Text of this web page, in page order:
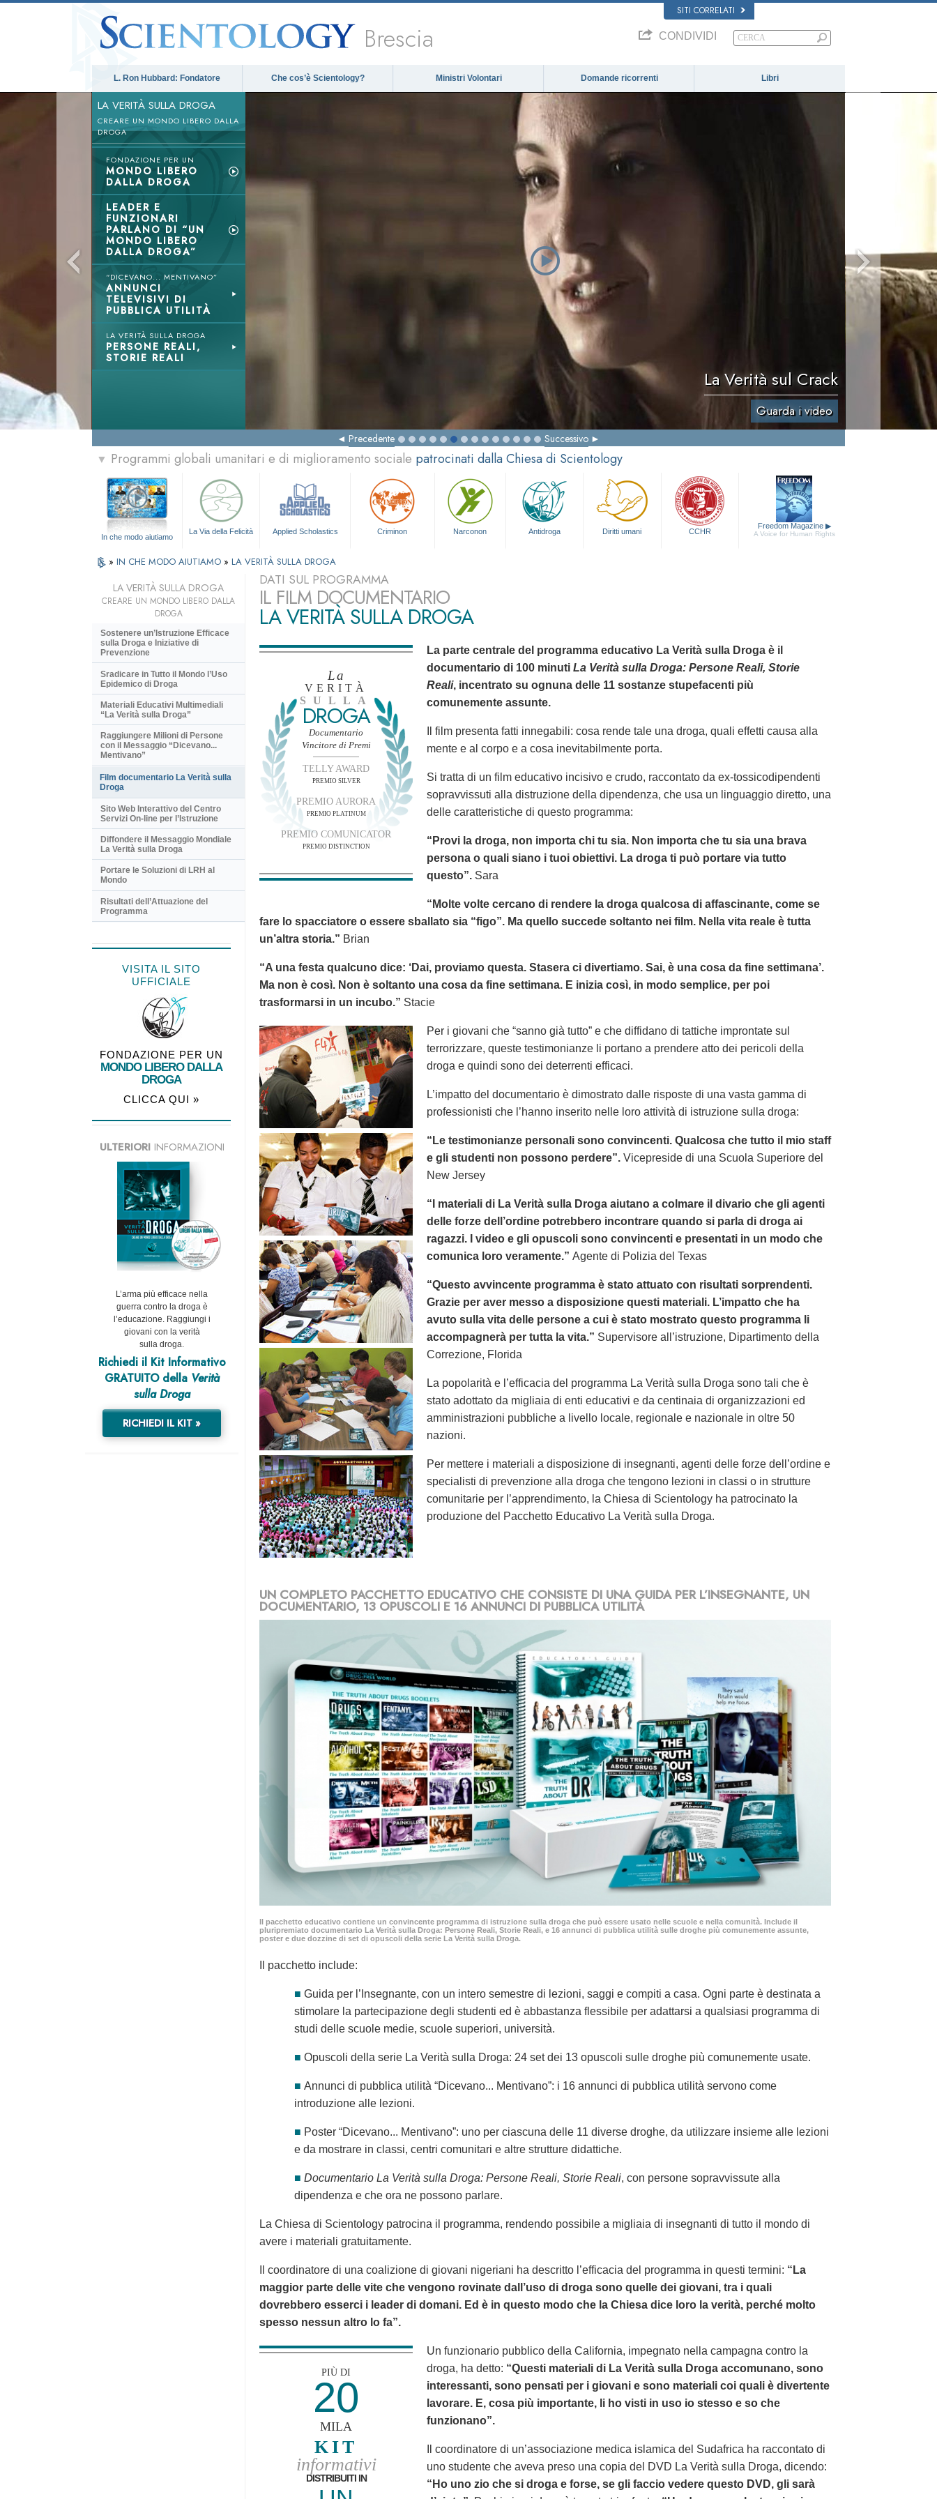
SITI CORRELATI
Brescia CONDIVIDI
L. Ron Hubbard: Fondatore Che cos’è Scientology? Ministri Volontari Domande ricorrenti Libri
LA VERITÀ SULLA DROGA
CREARE UN MONDO LIBERO DALLA
DROGA
FONDAZIONE PER UN
MONDO LIBERO
DALLA DROGA
LEADER E
FUNZIONARI
PARLANO DI “UN
MONDO LIBERO
DALLA DROGA”
“DICEVANO... MENTIVANO”
ANNUNCI
TELEVISIVI DI
PUBBLICA UTILITÀ
LA VERITÀ SULLA DROGA
PERSONE REALI,
STORIE REALI
La Verità sul Crack
Guarda i video
Precedente Successivo
▼ Programmi globali umanitari e di miglioramento sociale patrocinati dalla Chiesa di Scientology
In che modo aiutiamo
La Via della Felicità Applied Scholastics Criminon Narconon Antidroga Diritti umani CCHR
Freedom Magazine ▶
A Voice for Human Rights
» IN CHE MODO AIUTIAMO » LA VERITÀ SULLA DROGA
DATI SUL PROGRAMMA
IL FILM DOCUMENTARIO
LA VERITÀ SULLA DROGA
La
VERITÀ
SULLA
DROGA
Documentario
Vincitore di Premi
TELLY AWARD
PREMIO SILVER
PREMIO AURORA
PREMIO PLATINUM
PREMIO COMUNICATOR
PREMIO DISTINCTION
La parte centrale del programma educativo La Verità sulla Droga è il
documentario di 100 minuti La Verità sulla Droga: Persone Reali, Storie
Reali, incentrato su ognuna delle 11 sostanze stupefacenti più
comunemente assunte.
Il film presenta fatti innegabili: cosa rende tale una droga, quali effetti causa alla
mente e al corpo e a cosa inevitabilmente porta.
Si tratta di un film educativo incisivo e crudo, raccontato da ex-tossicodipendenti
sopravvissuti alla distruzione della dipendenza, che usa un linguaggio diretto, una
delle caratteristiche di questo programma:
“Provi la droga, non importa chi tu sia. Non importa che tu sia una brava
persona o quali siano i tuoi obiettivi. La droga ti può portare via tutto
questo”. Sara
“Molte volte cercano di rendere la droga qualcosa di affascinante, come se
fare lo spacciatore o essere sballato sia “figo”. Ma quello succede soltanto nei film. Nella vita reale è tutta
un’altra storia.” Brian
“A una festa qualcuno dice: ‘Dai, proviamo questa. Stasera ci divertiamo. Sai, è una cosa da fine settimana’.
Ma non è così. Non è soltanto una cosa da fine settimana. E inizia così, in modo semplice, per poi
trasformarsi in un incubo.” Stacie
Per i giovani che “sanno già tutto” e che diffidano di tattiche improntate sul
terrorizzare, queste testimonianze li portano a prendere atto dei pericoli della
droga e quindi sono dei deterrenti efficaci.
L’impatto del documentario è dimostrato dalle risposte di una vasta gamma di
professionisti che l’hanno inserito nelle loro attività di istruzione sulla droga:
“Le testimonianze personali sono convincenti. Qualcosa che tutto il mio staff
e gli studenti non possono perdere”. Vicepreside di una Scuola Superiore del
New Jersey
“I materiali di La Verità sulla Droga aiutano a colmare il divario che gli agenti
delle forze dell’ordine potrebbero incontrare quando si parla di droga ai
ragazzi. I video e gli opuscoli sono convincenti e presentati in un modo che
comunica loro veramente.” Agente di Polizia del Texas
“Questo avvincente programma è stato attuato con risultati sorprendenti.
Grazie per aver messo a disposizione questi materiali. L’impatto che ha
avuto sulla vita delle persone a cui è stato mostrato questo programma li
accompagnerà per tutta la vita.” Supervisore all’istruzione, Dipartimento della
Correzione, Florida
La popolarità e l’efficacia del programma La Verità sulla Droga sono tali che è
stato adottato da migliaia di enti educativi e da centinaia di organizzazioni ed
amministrazioni pubbliche a livello locale, regionale e nazionale in oltre 50
nazioni.
Per mettere i materiali a disposizione di insegnanti, agenti delle forze dell’ordine e
specialisti di prevenzione alla droga che tengono lezioni in classi o in strutture
comunitarie per l’apprendimento, la Chiesa di Scientology ha patrocinato la
produzione del Pacchetto Educativo La Verità sulla Droga.
UN COMPLETO PACCHETTO EDUCATIVO CHE CONSISTE DI UNA GUIDA PER L’INSEGNANTE, UN
DOCUMENTARIO, 13 OPUSCOLI E 16 ANNUNCI DI PUBBLICA UTILITÀ
Il pacchetto educativo contiene un convincente programma di istruzione sulla droga che può essere usato nelle scuole e nella comunità. Include il
pluripremiato documentario La Verità sulla Droga: Persone Reali, Storie Reali, e 16 annunci di pubblica utilità sulle droghe più comunemente assunte,
poster e due dozzine di set di opuscoli della serie La Verità sulla Droga.
Il pacchetto include:
■ Guida per l’Insegnante, con un intero semestre di lezioni, saggi e compiti a casa. Ogni parte è destinata a
stimolare la partecipazione degli studenti ed è abbastanza flessibile per adattarsi a qualsiasi programma di
studi delle scuole medie, scuole superiori, università.
■ Opuscoli della serie La Verità sulla Droga: 24 set dei 13 opuscoli sulle droghe più comunemente usate.
■ Annunci di pubblica utilità “Dicevano... Mentivano”: i 16 annunci di pubblica utilità servono come
introduzione alle lezioni.
■ Poster “Dicevano... Mentivano”: uno per ciascuna delle 11 diverse droghe, da utilizzare insieme alle lezioni
e da mostrare in classi, centri comunitari e altre strutture didattiche.
■ Documentario La Verità sulla Droga: Persone Reali, Storie Reali, con persone sopravvissute alla
dipendenza e che ora ne possono parlare.
La Chiesa di Scientology patrocina il programma, rendendo possibile a migliaia di insegnanti di tutto il mondo di
avere i materiali gratuitamente.
Il coordinatore di una coalizione di giovani nigeriani ha descritto l’efficacia del programma in questi termini: “La
maggior parte delle vite che vengono rovinate dall’uso di droga sono quelle dei giovani, tra i quali
dovrebbero esserci i leader di domani. Ed è in questo modo che la Chiesa dice loro la verità, perché molto
spesso nessun altro lo fa”.
PIÙ DI
20
MILA
KIT
informativi
DISTRIBUITI IN
Un funzionario pubblico della California, impegnato nella campagna contro la
droga, ha detto: “Questi materiali di La Verità sulla Droga accomunano, sono
interessanti, sono pensati per i giovani e sono materiali coi quali è divertente
lavorare. E, cosa più importante, li ho visti in uso io stesso e so che
funzionano”.
Il coordinatore di un’associazione medica islamica del Sudafrica ha raccontato di
uno studente che aveva preso una copia del DVD La Verità sulla Droga, dicendo:
“Ho uno zio che si droga e forse, se gli faccio vedere questo DVD, gli sarà
LA VERITÀ SULLA DROGA
CREARE UN MONDO LIBERO DALLA
DROGA
Sostenere un’Istruzione Efficace
sulla Droga e Iniziative di
Prevenzione
Sradicare in Tutto il Mondo l’Uso
Epidemico di Droga
Materiali Educativi Multimediali
“La Verità sulla Droga”
Raggiungere Milioni di Persone
con il Messaggio “Dicevano...
Mentivano”
Film documentario La Verità sulla
Droga
Sito Web Interattivo del Centro
Servizi On-line per l’Istruzione
Diffondere il Messaggio Mondiale
La Verità sulla Droga
Portare le Soluzioni di LRH al
Mondo
Risultati dell’Attuazione del
Programma
VISITA IL SITO
UFFICIALE
FONDAZIONE PER UN
MONDO LIBERO DALLA
DROGA
CLICCA QUI »
ULTERIORIINFORMAZIONI
L’arma più efficace nella
guerra contro la droga è
l’educazione. Raggiungi i
giovani con la verità
sulla droga.
Richiedi il Kit Informativo
GRATUITO della Verità
sulla Droga
RICHIEDI IL KIT »